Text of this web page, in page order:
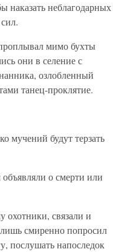
наказать неблагодарных
мимо бухты
они в селение с
озлобленный
танец-проклятие.
мучений будут терзать
о смерти или
охотники, связали и
смиренно попросил
послушать напоследок